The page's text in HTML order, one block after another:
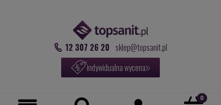
12 307 26 20 sklep@topsanit.pl
indywidualna wycena